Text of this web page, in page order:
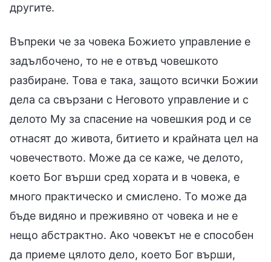
другите.
Въпреки че за човека Божието управление е
задълбочено, то не е отвъд човешкото
разбиране. Това е така, защото всички Божии
дела са свързани с Неговото управление и с
делото Му за спасение на човешкия род и се
отнасят до живота, битието и крайната цел на
човечеството. Може да се каже, че делото,
което Бог върши сред хората и в човека, е
много практическо и смислено. То може да
бъде видяно и преживяно от човека и не е
нещо абстрактно. Ако човекът не е способен
да приеме цялото дело, което Бог върши,